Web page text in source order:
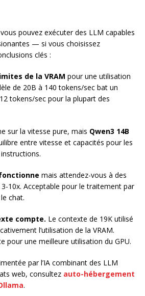
pouvez exécuter des LLM capables
— si vous choisissez
clés :
de la VRAM pour une utilisation
de 20B à 140 tokens/sec bat un
tokens/sec pour la plupart des
sur la vitesse pure, mais Qwen3 14B
entre vitesse et capacités pour les
mais attendez-vous à des
10x. Acceptable pour le traitement par
chat.
compte. Le contexte de 19K utilisé
l’utilisation de la VRAM.
pour une meilleure utilisation du GPU.
par l’IA combinant des LLM
web, consultez auto-hébergement
.